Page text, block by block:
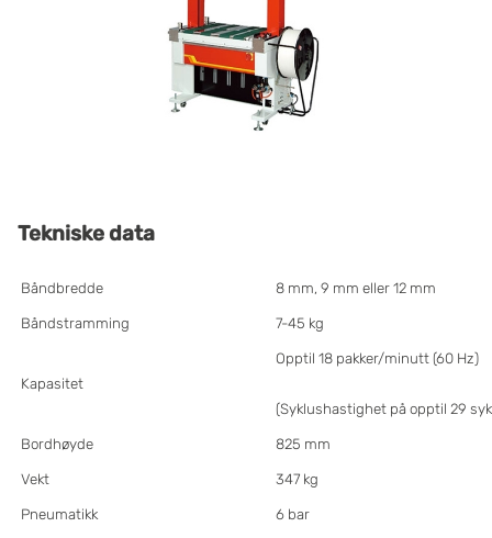
Tekniske data
Båndbredde 8 mm, 9 mm eller 12 mm
Båndstramming 7-45 kg
Kapasitet
Opptil 18 pakker/minutt (60 Hz)
(Syklushastighet på opptil 29
Bordhøyde 825 mm
Vekt 347 kg
Pneumatikk 6 bar